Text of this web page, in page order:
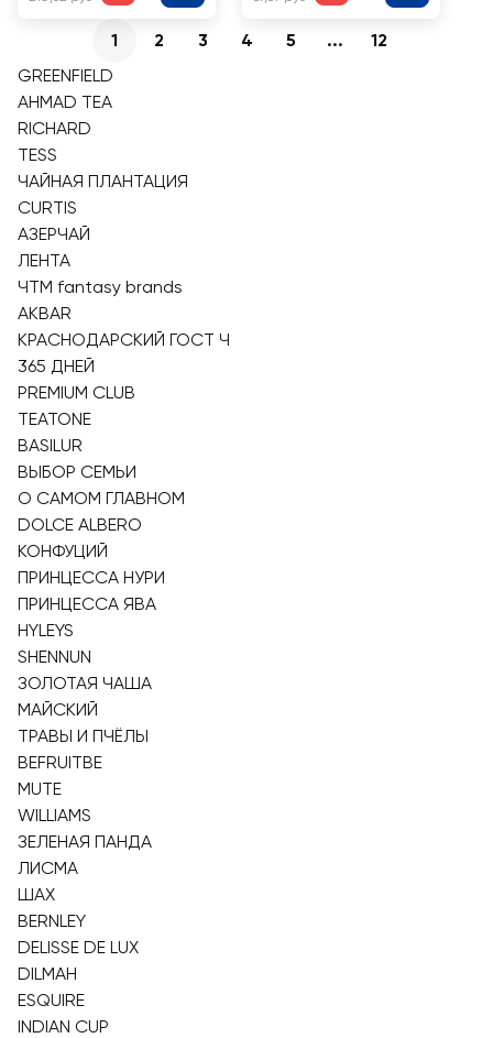
1 2 3 4 5 ...
12
GREENFIELD
AHMAD TEA
RICHARD
TESS
ЧАЙНАЯ ПЛАНТАЦИЯ
CURTIS
АЗЕРЧАЙ
ЛЕНТА
ЧТМ fantasy brands
AKBAR
КРАСНОДАРСКИЙ ГОСТ Ч
365 ДНЕЙ
PREMIUM CLUB
TEATONE
BASILUR
ВЫБОР СЕМЬИ
О САМОМ ГЛАВНОМ
DOLCE ALBERO
КОНФУЦИЙ
ПРИНЦЕССА НУРИ
ПРИНЦЕССА ЯВА
HYLEYS
SHENNUN
ЗОЛОТАЯ ЧАША
МАЙСКИЙ
ТРАВЫ И ПЧЁЛЫ
BEFRUITBE
MUTE
WILLIAMS
ЗЕЛЕНАЯ ПАНДА
ЛИСМА
ШАХ
BERNLEY
DELISSE DE LUX
DILMAH
ESQUIRE
INDIAN CUP